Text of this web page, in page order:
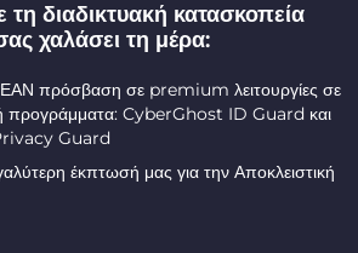
διαδικτυακή κατασκοπεία
χαλάσει τη μέρα:
πρόσβαση σε premium λειτουργίες σε
προγράμματα: CyberGhost ID Guard και
Guard
έκπτωσή μας για την Αποκλειστική